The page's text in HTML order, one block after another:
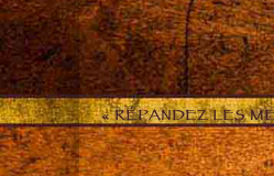
« RÉPANDEZ LES